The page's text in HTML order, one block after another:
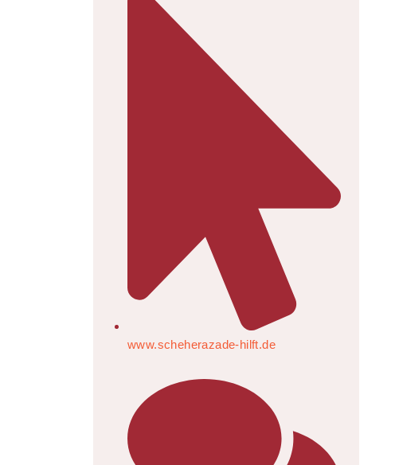
www.scheherazade-hilft.de